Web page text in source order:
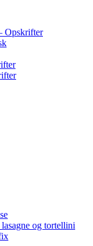
Opskrifter
og tortellini